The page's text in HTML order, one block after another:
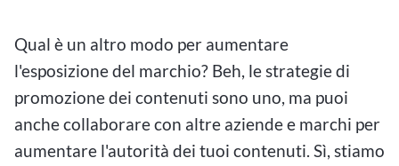
Qual è un altro modo per aumentare
l'esposizione del marchio? Beh, le strategie di
promozione dei contenuti sono uno, ma puoi
anche collaborare con altre aziende e marchi per
aumentare l'autorità dei tuoi contenuti. Sì, stiamo